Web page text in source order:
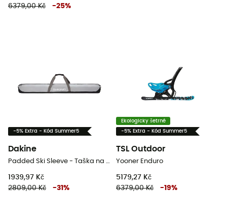
6379,00 Kč
-25%
-5% Extra - Kód Summer5
Dakine
Padded Ski Sleeve - Taška na lyžáky
1939,97 Kč
2809,00 Kč
-31 %
Ekologicky šetrné
-5% Extra - Kód Summer5
TSL Outdoor
Yooner Enduro
5179,27 Kč
6379,00 Kč
-19%